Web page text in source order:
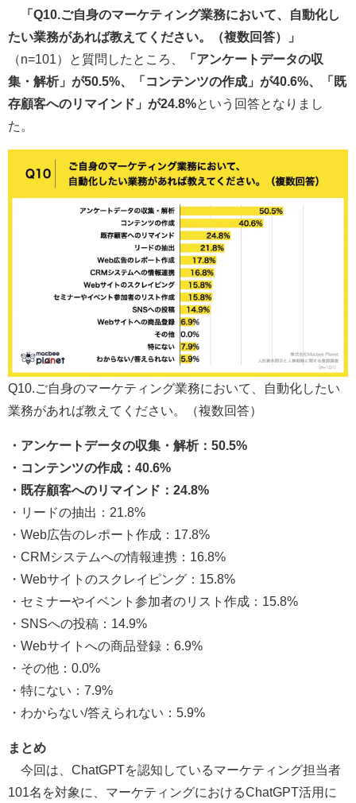
「Q10.ご自身のマーケティング業務において、自動化し
たい業務があれば教えてください。（複数回答）」
（n=101）と質問したところ、
「アンケートデータの収
集・解析」が50.5%、「コンテンツの作成」が40.6%、「既
存顧客へのリマインド」が24.8%という回答となりまし
た。
Q10.ご自身のマーケティング業務において、自動化したい
業務があれば教えてください。（複数回答）
・アンケートデータの収集・解析：50.5%
・コンテンツの作成：40.6%
・既存顧客へのリマインド：24.8%
・リードの抽出：21.8%
・Web広告のレポート作成：17.8%
・CRMシステムへの情報連携：16.8%
・Webサイトのスクレイピング：15.8%
・セミナーやイベント参加者のリスト作成：15.8%
・SNSへの投稿：14.9%
・Webサイトへの商品登録：6.9%
・その他：0.0%
・特にない：7.9%
・わからない/答えられない：5.9%
まとめ
今回は、ChatGPTを認知しているマーケティング担当者
101名を対象に、マーケティングにおけるChatGPT活用に